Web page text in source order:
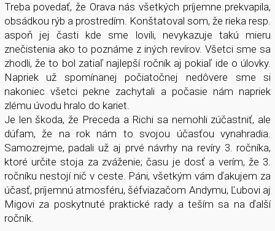
Treba povedať, že Orava nás všetkých príjemne prekvapila,
obsádkou rýb a prostredím. Konštatoval som, že rieka resp.
aspoň jej časti kde sme lovili, nevykazuje takú mieru
znečistenia ako to poznáme z iných revírov. Všetci sme sa
zhodli, že to bol zatiaľ najlepší ročník aj pokiaľ ide o úlovky.
Napriek už spomínanej počiatočnej nedôvere sme si
nakoniec všetci pekne zachytali a počasie nám napriek
zlému úvodu hralo do kariet.
Je len škoda, že Preceda a Richi sa nemohli zúčastniť, ale
dúfam, že na rok nám to svojou účasťou vynahradia.
Samozrejme, padali už aj prvé návrhy na revíry 3. ročníka,
ktoré určite stoja za zváženie; času je dosť a verím, že 3.
ročníku nestojí nič v ceste. Páni, všetkým vám ďakujem za
účasť, príjemnú atmosféru, šéfviazačom Andymu, Ľubovi aj
Migovi za poskytnuté praktické rady a teším sa na ďalší
ročník.